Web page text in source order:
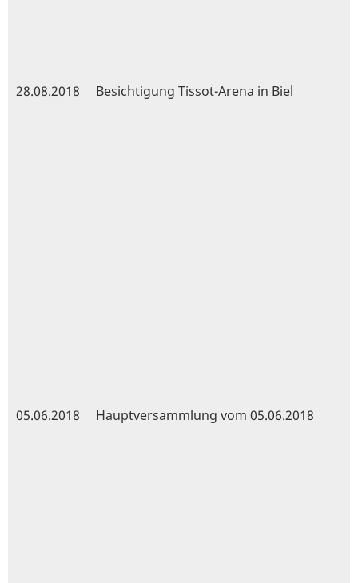
28.08.2018 Besichtigung Tissot-Arena in Biel
05.06.2018 Hauptversammlung vom 05.06.2018